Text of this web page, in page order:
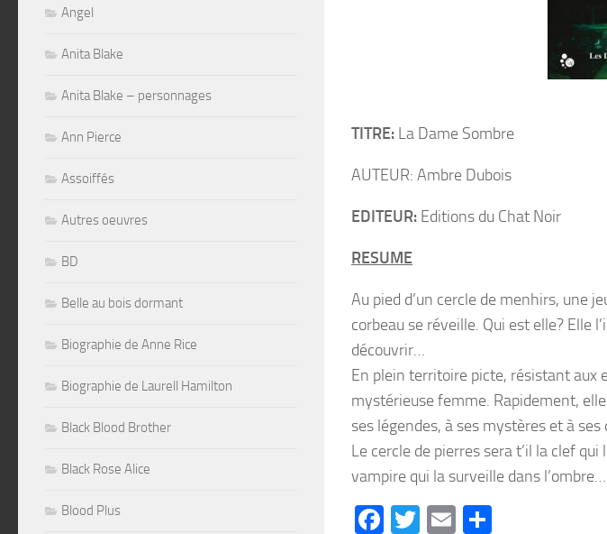
TITRE: La Dame Sombre
AUTEUR: Ambre Dubois
EDITEUR: Editions du Chat Noir
RESUME
Au pied d’un cercle de menhirs, une
corbeau se réveille. Qui est elle? Elle
découvrir…
En plein territoire picte, résistant aux
mystérieuse femme. Rapidement,
ses légendes, à ses mystères et à ses
Le cercle de pierres sera t’il la clef
vampire qui la surveille dans l’ombre…
Facebook
Twitter
Email
Angel
Anita Blake
Anita Blake – personnages
Ann Pierce
Assoiffés
Autres oeuvres
BD
Belle au bois dormant
Biographie de Anne Rice
Biographie de Laurell Hamilton
Black Blood Brother
Black Rose Alice
Blood Plus